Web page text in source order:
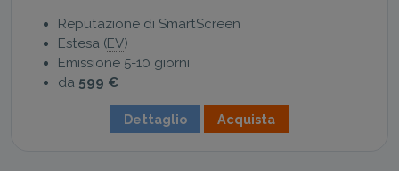
Reputazione di SmartScreen
Estesa (EV)
Emissione 5-10 giorni
da 599 €
Dettaglio Acquista